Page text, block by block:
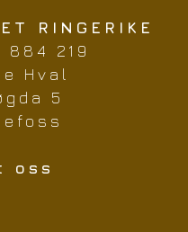
RINGERIKE
884 219
Hval
5
oss